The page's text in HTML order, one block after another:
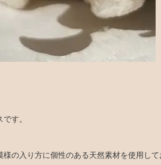
す。
の入り方に個性のある天然素材を使用し